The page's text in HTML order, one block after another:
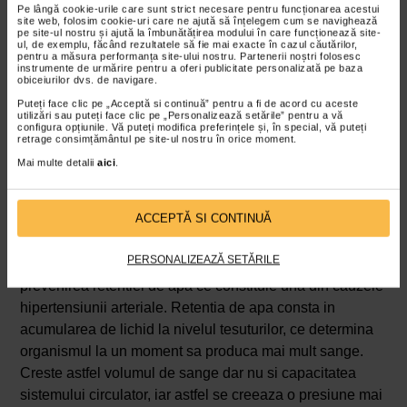
Pe lângă cookie-urile care sunt strict necesare pentru funcționarea acestui
site web, folosim cookie-uri care ne ajută să înțelegem cum se navighează
pe site-ul nostru și ajută la îmbunătățirea modului în care funcționează site-
ul, de exemplu, făcând rezultatele să fie mai exacte în cazul căutărilor,
pentru a măsura performanța site-ului nostru. Partenerii noștri folosesc
instrumente de urmărire pentru a oferi publicitate personalizată pe baza
obiceiurilor dvs. de navigare.
Puteți face clic pe „Acceptă si continuă” pentru a fi de acord cu aceste
utilizări sau puteți face clic pe „Personalizează setările” pentru a vă
configura opțiunile. Vă puteți modifica preferințele și, în special, vă puteți
retrage consimțământul pe site-ul nostru în orice moment.
Mai multe detalii aici
ACCEPTĂ SI CONTINUĂ
PERSONALIZEAZĂ SETĂRILE
patrunjelul protejeaza ficatul de stresul oxidativ si
totodata favorizeaza procesul regenerativ la nivelul
acestui organ.
Patrunjelul si sanatatea inimii
Si inima impreuna cu intreg sistemul circulator
beneficiaza de proprietatile terapeutice ale patrunjelului,
care este eficient in prevenirea afectiunilor
cardiovasculare si reducerea riscurilor asociate acestora.
Combaterea retentiei de apa
Efectul diuretic de care am amintit si mai devreme
contribuie atat la detoxifierea organismului, cat si la
prevenirea retentiei de apa ce constituie una din cauzele
hipertensiunii arteriale. Retentia de apa consta in
acumularea de lichid la nivelul tesuturilor, ce determina
organismul la un moment sa produca mai mult sange.
Creste astfel volumul de sange dar nu si capacitatea
sistemului circulator, iar astfel se creeaza o presiune mai